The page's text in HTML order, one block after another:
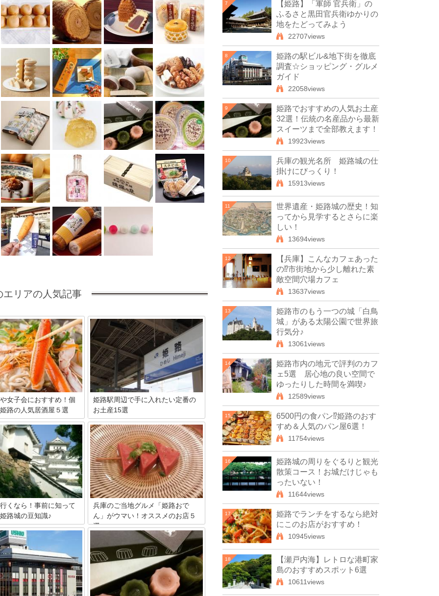
エリアの人気記事
女子会におすすめ！個
路の人気居酒屋５選
少し違うおしゃれなお店で飲
今日は姫路で話題の、個室
ゃれな居酒屋を厳選してご紹
ップルや女性にオススメの
!!必見ですよっ♪
姫路駅周辺で手に入れたい定番の
お土産15選
世界遺産の姫路城があり、世界中から観
光客がやって来る姫路駅。そんな姫路駅
周辺でゲットできる定番のお土産をご紹
介します。持って帰れば喜ばれること間
違いなしですよ。
くなら！事前に知って
路城の豆知識♪
う名前でも知られる国宝姫路
に登録されている名城でも
けでなく海外からもたくさ
訪れます。今回はそんな姫
識をご紹介します。
兵庫のご当地グルメ「姫路おで
ん」がウマい！オススメのお店５
選
寒い冬はもちろん暑い夏にも食べたくな
ってしまうのが、おでんですよね？兵庫
県姫路市には生姜醤油で食べる「姫路お
でん®」という、ご当地おでんがあるん
です。その姫路おでんは姫路おでん協同
組合が地域団体商標を獲得し、公式マッ
プもあるほど。ですので今回は、姫路お
7
【姫路】「軍師 官兵衛」の
ふるさと黒田官兵衛ゆかりの
地をたどってみよう
22707views
8
姫路の駅ビル&地下街を徹底
調査☆ショッピング・グルメ
ガイド
22058views
9
姫路でおすすめの人気お土産
32選！伝統の名産品から最新
スイーツまで全部教えます！
19923views
10
兵庫の観光名所 姫路城の仕
掛けにびっくり！
15913views
11
世界遺産・姫路城の歴史！知
ってから見学するとさらに楽
しい！
13694views
12
【兵庫】こんなカフェあった
の⁉市街地から少し離れた素
敵空間穴場カフェ
13637views
13
姫路市のもう一つの城「白鳥
城」がある太陽公園で世界旅
行気分♪
13061views
14
姫路市内の地元で評判のカフ
ェ5選 居心地の良い空間で
ゆったりした時間を満喫♪
12589views
15
6500円の食パン⁉姫路のおす
すめ＆人気のパン屋6選！
11754views
16
姫路城の周りをぐるりと観光
散策コース！お城だけじゃも
ったいない！
11644views
17
姫路でランチをするなら絶対
にこのお店がおすすめ！
10945views
18
【瀬戸内海】レトロな港町家
島のおすすめスポット6選
10611views